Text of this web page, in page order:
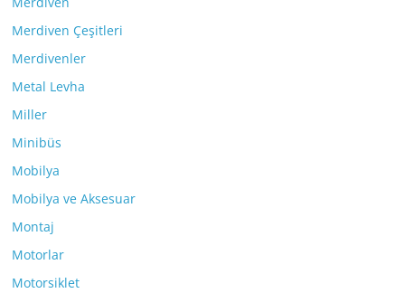
Merdiven Çeşitleri
Merdivenler
Metal Levha
Miller
Minibüs
Mobilya
Mobilya ve Aksesuar
Montaj
Motorlar
Motorsiklet